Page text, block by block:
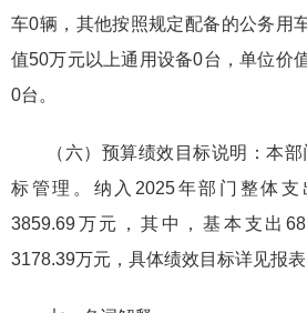
车0辆，其他按照规定配备的公务用
值50万元以上通用设备0台，单位价
0台。
（六）预算绩效目标说明：本
标管理。纳入2025年部门整体
3859.69万元，其中，基本支出
3178.39万元，具体绩效目标详见报表